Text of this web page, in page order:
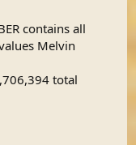
contains all
Melvin
total